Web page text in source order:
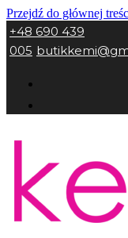
Przejdź do głównej
+48 690 439
005